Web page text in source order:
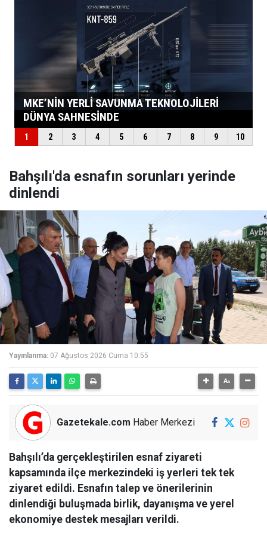
Bahşılı'da esnafın sorunları yerinde
dinlendi
Yayınlanma: 07 Ağustos 2026 Cuma 10:55
Gazetekale.com Haber Merkezi
Bahşılı’da gerçekleştirilen esnaf ziyareti
kapsamında ilçe merkezindeki iş yerleri tek tek
ziyaret edildi. Esnafın talep ve önerilerinin
dinlendiği buluşmada birlik, dayanışma ve yerel
ekonomiye destek mesajları verildi.